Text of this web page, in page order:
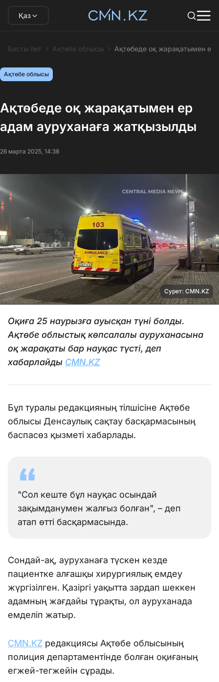
Қаз
Басты бет Ақтөбе облысы Ақтөбеде оқ жарақатымен
Ақтөбе облысы
Ақтөбеде оқ жарақатымен ер
адам ауруханаға жатқызылды
26 марта 2025, 14:38
Сурет: CMN.KZ
Оқиға 25 наурызға ауысқан түні болды.
Ақтөбе облыстық көпсалалы ауруханасына
оқ жарақаты бар науқас түсті, деп
хабарлайды CMN.KZ
Бұл туралы редакцияның тілшісіне Ақтөбе
облысы Денсаулық сақтау басқармасының
баспасөз қызметі хабарлады.
"Сол кеште бұл науқас осындай
зақымданумен жалғыз болған", – деп
атап өтті басқармасында.
Сондай-ақ, ауруханаға түскен кезде
пациентке алғашқы хирургиялық емдеу
жүргізілген. Қазіргі уақытта зардап шеккен
адамның жағдайы тұрақты, ол ауруханада
емделіп жатыр.
CMN.KZ редакциясы Ақтөбе облысының
полиция департаментінде болған оқиғаның
егжей-тегжейін сұрады.